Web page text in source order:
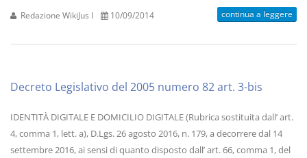
Redazione WikiJus I 10/09/2014 continua a leggere
Decreto Legislativo del 2005 numero 82 art. 3-bis
IDENTITÀ DIGITALE E DOMICILIO DIGITALE (Rubrica sostituita dall’ art.
4, comma 1, lett. a), D.Lgs. 26 agosto 2016, n. 179, a decorrere dal 14
settembre 2016, ai sensi di quanto disposto dall’ art. 66, comma 1, del